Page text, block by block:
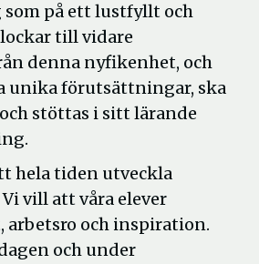
på ett lustfyllt och
till vidare
denna nyfikenhet, och
unika förutsättningar, ska
stöttas i sitt lärande
hela tiden utveckla
vill att våra elever
och inspiration.
och under